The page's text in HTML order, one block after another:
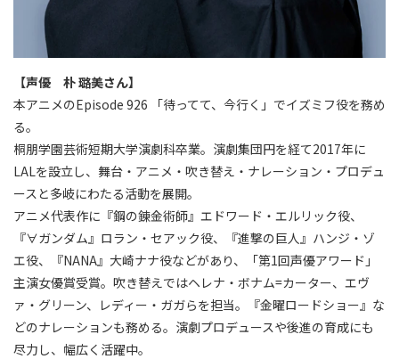
【声優 朴 璐美さん】
本アニメのEpisode 926 「待ってて、今行く」でイズミフ役を務め
る。
桐朋学園芸術短期大学演劇科卒業。演劇集団円を経て2017年に
LALを設立し、舞台・アニメ・吹き替え・ナレーション・プロデュ
ースと多岐にわたる活動を展開。
アニメ代表作に『鋼の錬金術師』エドワード・エルリック役、
『∀ガンダム』ロラン・セアック役、『進撃の巨人』ハンジ・ゾ
エ役、『NANA』大崎ナナ役などがあり、「第1回声優アワード」
主演女優賞受賞。吹き替えではヘレナ・ボナム=カーター、エヴ
ァ・グリーン、レディー・ガガらを担当。『金曜ロードショー』な
どのナレーションも務める。演劇プロデュースや後進の育成にも
尽力し、幅広く活躍中。